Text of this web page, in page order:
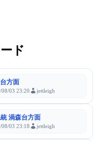
ド
方面
08/03 23:20 jettleigh
渦森台方面
08/03 23:18 jettleigh